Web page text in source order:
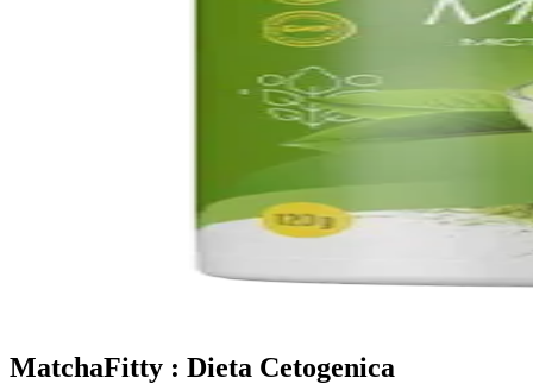
MatchaFitty : Dieta Cetogenica